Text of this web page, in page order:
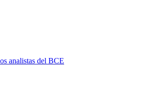
analistas del BCE